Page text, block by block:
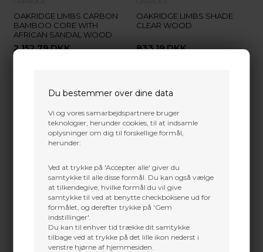
Du bestemmer over dine data
Vi og vores samarbejdspartnere bruger
teknologier, herunder cookies, til at indsamle
oplysninger om dig til forskellige formål,
herunder:
Ved at trykke på 'Accepter alle' giver du
samtykke til alle disse formål. Du kan også vælge
at tilkendegive, hvilke formål du vil give
samtykke til ved at benytte checkboksene ud for
formålet, og derefter trykke på 'Gem
indstillinger'.
Du kan til enhver tid trække dit samtykke
tilbage ved at trykke på det lille ikon nederst i
venstre hjørne af hjemmesiden.
OAKRIDGE LIMBS CARBON
BAMBOO CORE WITH
AFRICAN SANDAL WOOD
2.152,79DKK
OAKRIDGE LIMBS SHADE
CLEAR WOOD
833,19DKK
OLD MOUNTAIN OLD MOUNTAIN